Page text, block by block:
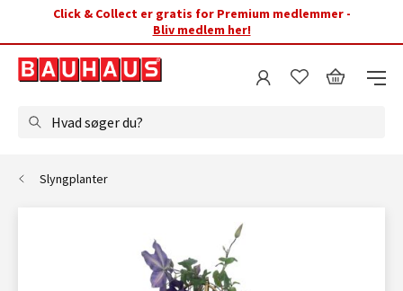
Click & Collect er gratis for Premium medlemmer -
Bliv medlem her!
Hvad søger du?
Slyngplanter